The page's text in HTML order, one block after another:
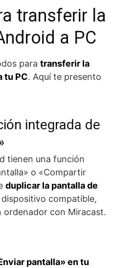
transferir la
a PC
para transferir la
tu PC. Aquí te presento
integrada de
tienen una función
o «Compartir
duplicar la pantalla de
dispositivo compatible,
ordenador con Miracast.
pantalla» en tu